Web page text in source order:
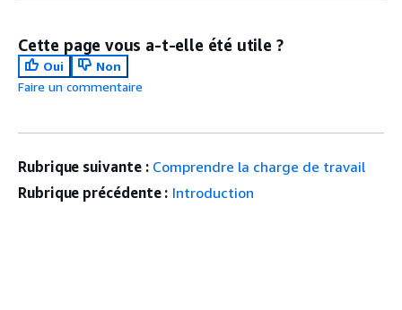
Cette page vous a-t-elle été utile ?
Oui
Non
Faire un commentaire
Rubrique suivante : Comprendre la charge de travail
Rubrique précédente : Introduction